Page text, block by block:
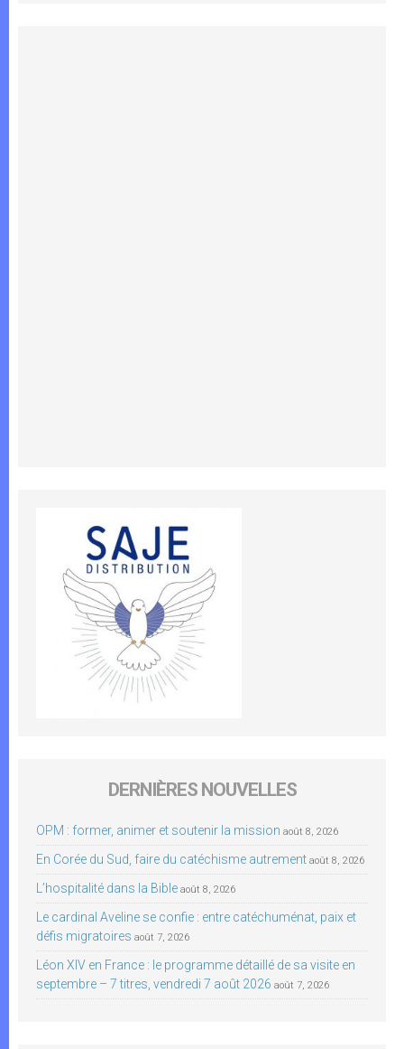
DERNIÈRES NOUVELLES
OPM : former, animer et soutenir la mission août 8, 2026
En Corée du Sud, faire du catéchisme autrement août 8, 2026
L’hospitalité dans la Bible août 8, 2026
Le cardinal Aveline se confie : entre catéchuménat, paix et
défis migratoires août 7, 2026
Léon XIV en France : le programme détaillé de sa visite en
septembre – 7 titres, vendredi 7 août 2026 août 7, 2026